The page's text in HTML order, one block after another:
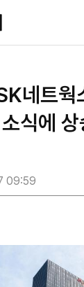
네트웍
식에 상
09:59